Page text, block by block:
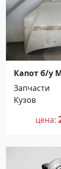
Капот б/у
DY
Запчасти
Кузов
цена